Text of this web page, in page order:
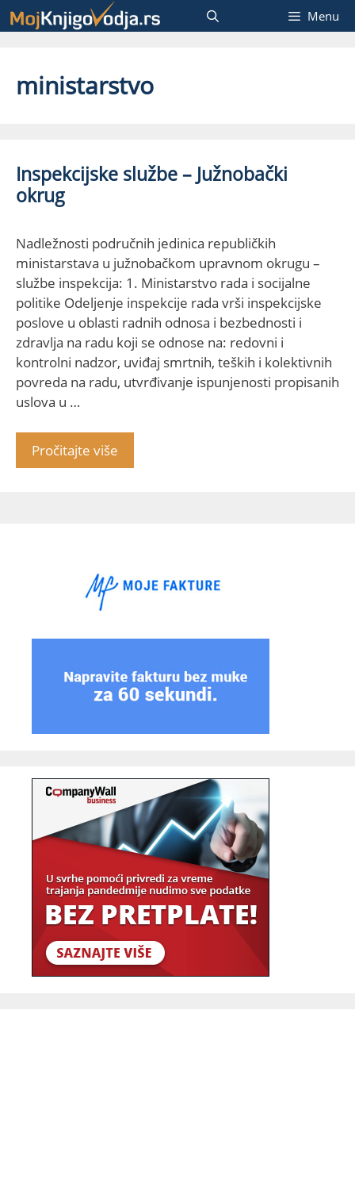
Skip
to
Menu
ministarstvo
Inspekcijske službe – Južnobački
okrug
Nadležnosti područnih jedinica republičkih
ministarstava u južnobačkom upravnom okrugu –
službe inspekcija: 1. Ministarstvo rada i socijalne
politike Odeljenje inspekcije rada vrši inspekcijske
poslove u oblasti radnih odnosa i bezbednosti i
zdravlja na radu koji se odnose na: redovni i
kontrolni nadzor, uviđaj smrtnih, teških i kolektivnih
povreda na radu, utvrđivanje ispunjenosti propisanih
uslova u …
Pročitajte više